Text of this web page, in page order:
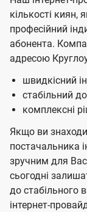
кількості киян,
професійний
абонента.
адресою
швидкісний
стабільний
комплексні
Якщо ви
постачальника
зручним для
сьогодні
до стабільного
інтернет-